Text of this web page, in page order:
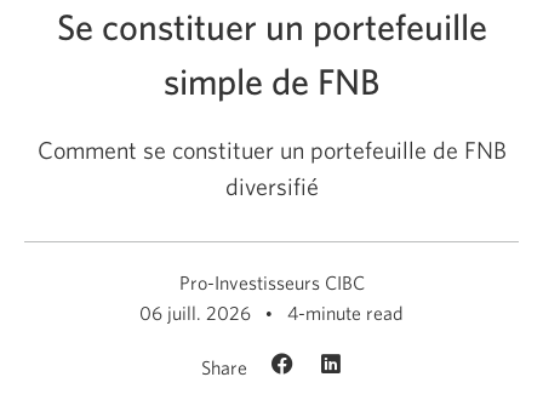
Se constituer un portefeuille
simple de FNB
Comment se constituer un portefeuille de FNB
diversifié
Pro-Investisseurs CIBC
06 juill. 2026
4-minute read
Share